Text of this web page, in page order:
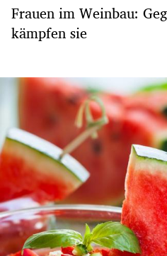
Frauen im Weinbau:
kämpfen sie